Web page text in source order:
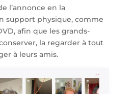
l’annonce en la
support physique, comme
afin que les grands-
la regarder à tout
à leurs amis.